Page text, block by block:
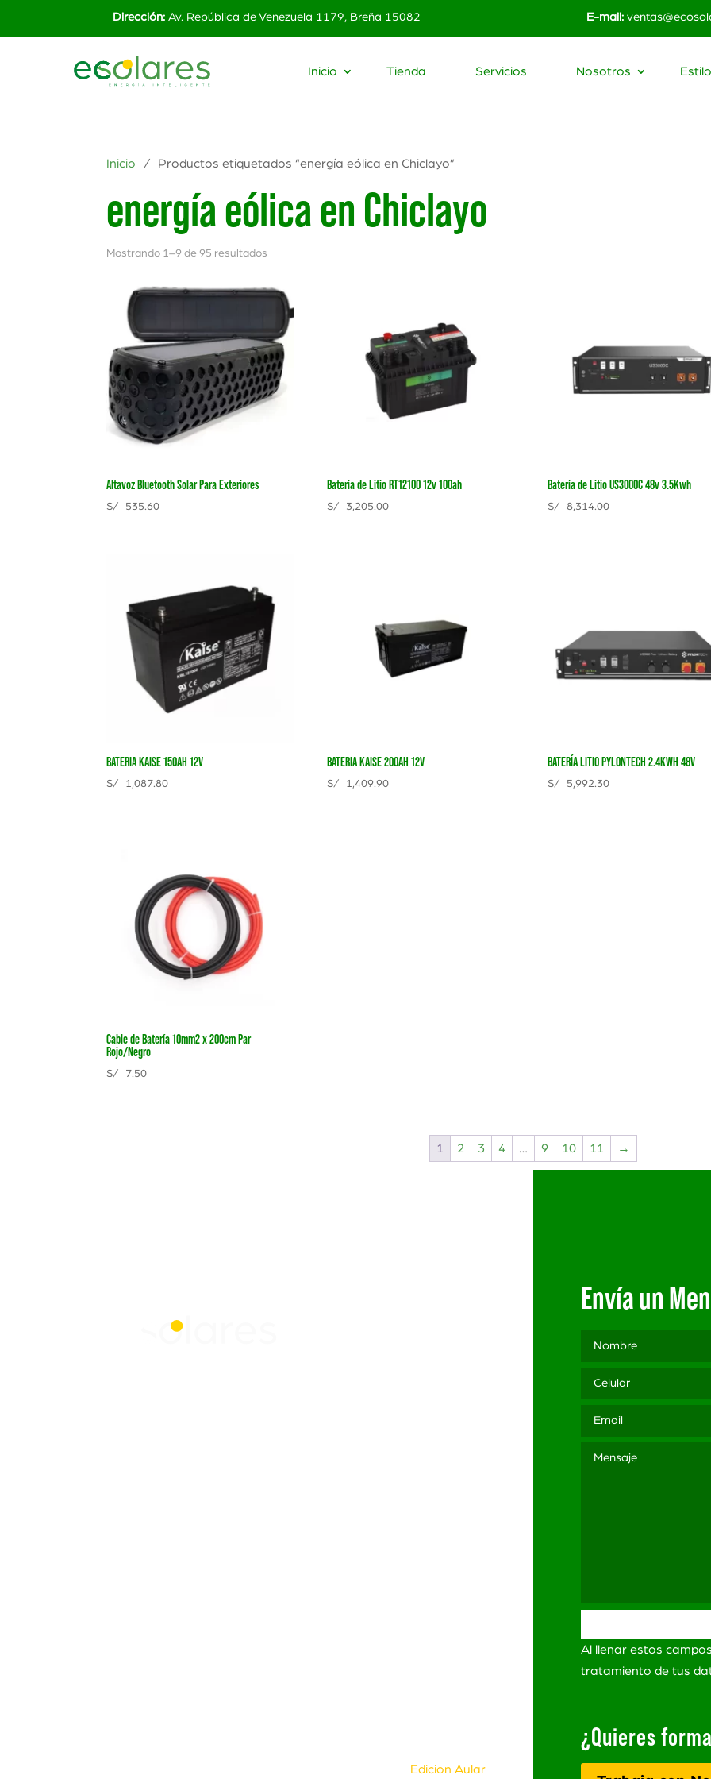
Dirección: Av. República de Venezuela 1179, Breña 15082 E-mail:
Inicio Tienda Servicios Nosotros
Inicio / Productos etiquetados “energía eólica en Chiclayo”
energía eólica en Chiclayo
Mostrando 1–9 de 95 resultados
Altavoz Bluetooth Solar Para Exteriores
S/ 535.60
Batería de Litio RT12100 12v 100ah
S/ 3,205.00
Batería de Litio US3000C 48v 3.5Kwh
S/ 8,314.00
BATERIA KAISE 150AH 12V
S/ 1,087.80
BATERIA KAISE 200AH 12V
S/ 1,409.90
BATERÍA LITIO PYLONTECH 2.4KWH 48V
S/ 5,992.30
Cable de Batería 10mm2 x 200cm Par
Rojo/Negro
S/ 7.50
1 2 3 4 … 9 10 11 →
Edicion Aular
Envía un
Al llenar estos
tratamiento de tus
¿Quieres